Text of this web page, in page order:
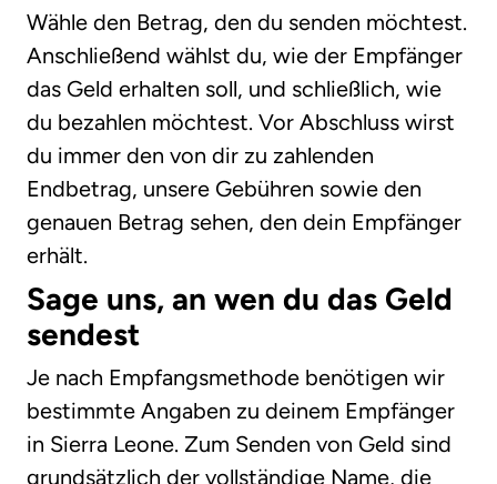
Wähle den Betrag, den du senden möchtest.
Anschließend wählst du, wie der Empfänger
das Geld erhalten soll, und schließlich, wie
du bezahlen möchtest. Vor Abschluss wirst
du immer den von dir zu zahlenden
Endbetrag, unsere Gebühren sowie den
genauen Betrag sehen, den dein Empfänger
erhält.
Sage uns, an wen du das Geld
sendest
Je nach Empfangsmethode benötigen wir
bestimmte Angaben zu deinem Empfänger
in Sierra Leone. Zum Senden von Geld sind
grundsätzlich der vollständige Name, die